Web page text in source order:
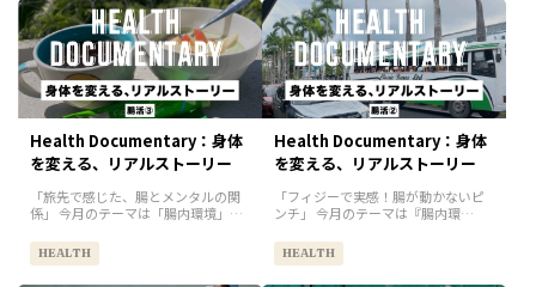
Health Documentary：身体
を変える、リアルストーリー
「旅先で感じた、腸とメンタルの関
係」 今月のテーマは「腸内環境」。
まさに健康のベースです。現在、
Health documentary担当の私・西
HEALTH
Health Documentary：身体
を変える、リアルストーリー
「フィジーで実感！腸が動かないピ
ンチ」 今月のテーマは『腸内環
整う ・免疫力が高まる ・肌がきれい
になる ・気分や集中力が安定する
HEALTH